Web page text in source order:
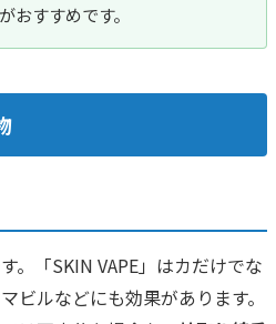
おすすめです。
。「SKIN VAPE」はカだけでな
ビルなどにも効果があります。